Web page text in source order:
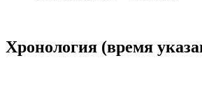
Хронология (время